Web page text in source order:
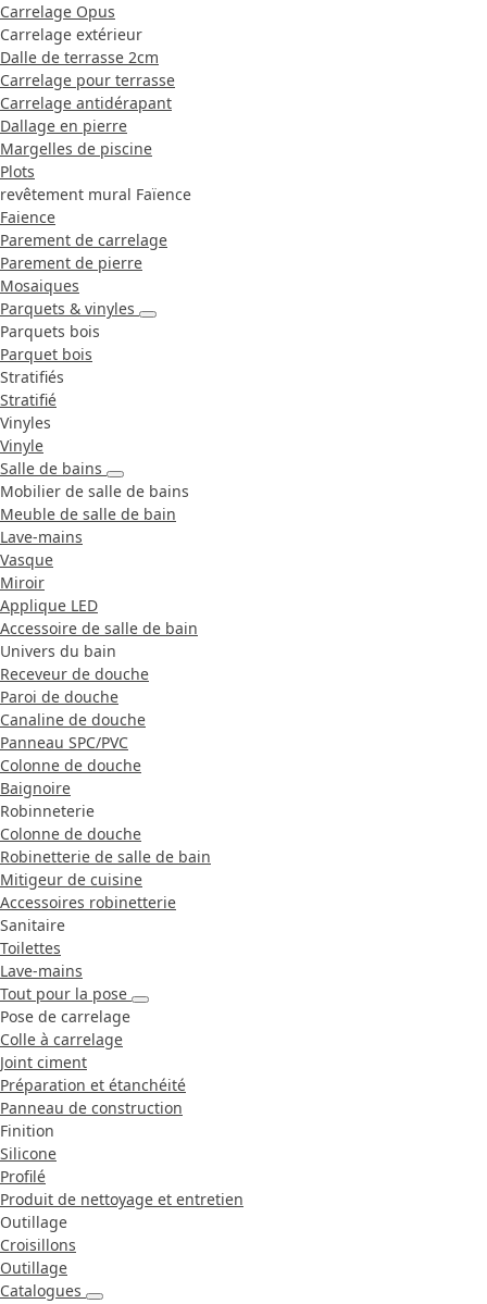
Carrelage Opus
Carrelage extérieur
Dalle de terrasse 2cm
Carrelage pour terrasse
Carrelage antidérapant
Dallage en pierre
Margelles de piscine
Plots
revêtement mural Faïence
Faience
Parement de carrelage
Parement de pierre
Mosaiques
Parquets & vinyles
Parquets bois
Parquet bois
Stratifiés
Stratifié
Vinyles
Vinyle
Salle de bains
Mobilier de salle de bains
Meuble de salle de bain
Lave-mains
Vasque
Miroir
Applique LED
Accessoire de salle de bain
Univers du bain
Receveur de douche
Paroi de douche
Canaline de douche
Panneau SPC/PVC
Colonne de douche
Baignoire
Robinneterie
Colonne de douche
Robinetterie de salle de bain
Mitigeur de cuisine
Accessoires robinetterie
Sanitaire
Toilettes
Lave-mains
Tout pour la pose
Pose de carrelage
Colle à carrelage
Joint ciment
Préparation et étanchéité
Panneau de construction
Finition
Silicone
Profilé
Produit de nettoyage et entretien
Outillage
Croisillons
Outillage
Catalogues